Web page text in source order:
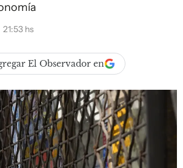
21:53 hs
El Observador en